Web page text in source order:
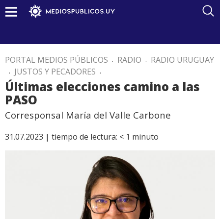
PORTAL MEDIOS PÚBLICOS . RADIO . RADIO URUGUAY
. JUSTOS Y PECADORES .
Últimas elecciones camino a las
PASO
Corresponsal María del Valle Carbone
31.07.2023 | tiempo de lectura: < 1 minuto